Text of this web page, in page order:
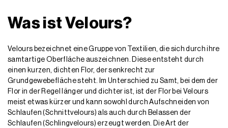
Was ist Velours?
Velours bezeichnet eine Gruppe von Textilien, die sich durch ihre
samtartige Oberfläche auszeichnen. Diese entsteht durch
einen kurzen, dichten Flor, der senkrecht zur
Grundgewebefläche steht. Im Unterschied zu Samt, bei dem der
Flor in der Regel länger und dichter ist, ist der Flor bei Velours
meist etwas kürzer und kann sowohl durch Aufschneiden von
Schlaufen (Schnittvelours) als auch durch Belassen der
Schlaufen (Schlingvelours) erzeugt werden. Die Art der